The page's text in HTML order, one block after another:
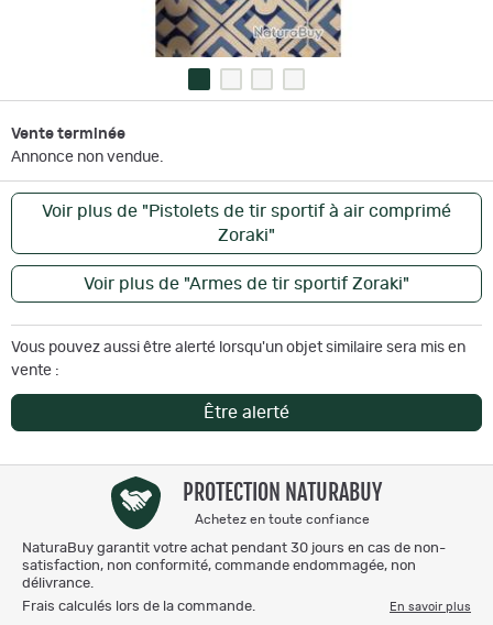
Vente terminée
Annonce non vendue.
Voir plus de "Pistolets de tir sportif à air comprimé
Zoraki"
Voir plus de "Armes de tir sportif Zoraki"
Vous pouvez aussi être alerté lorsqu'un objet similaire sera mis en
vente :
Être alerté
PROTECTION NATURABUY
Achetez en toute confiance
NaturaBuy garantit votre achat pendant 30 jours en cas de non-
satisfaction, non conformité, commande endommagée, non
délivrance.
Frais calculés lors de la commande.
En savoir plus